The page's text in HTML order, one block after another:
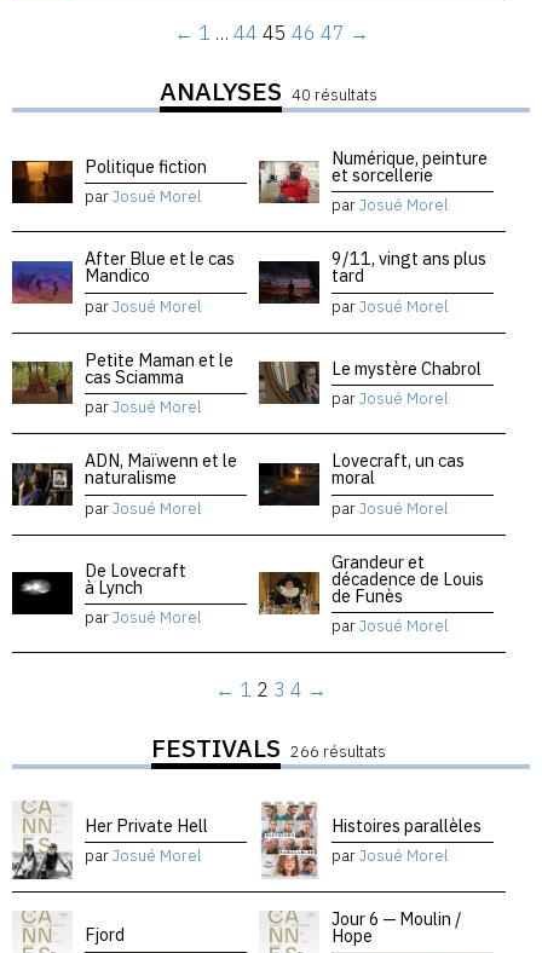
← 1 … 44 45 46 47 →
ANALYSES 40 résultats
Politique fiction
parJosué Morel
Numérique, peinture
et sorcellerie
parJosué Morel
After Blue et le cas
Mandico
parJosué Morel
9/11, vingt ans plus
tard
parJosué Morel
Petite Maman et le
cas Sciamma
parJosué Morel
Le mystère Chabrol
parJosué Morel
ADN, Maïwenn et le
naturalisme
parJosué Morel
Lovecraft, un cas
moral
parJosué Morel
De Lovecraft
à Lynch
parJosué Morel
Grandeur et
décadence de Louis
de Funès
parJosué Morel
← 1 2 3 4 →
FESTIVALS 266 résultats
Her Private Hell
parJosué Morel
Histoires parallèles
parJosué Morel
Fjord
Jour 6 — Moulin /
Hope